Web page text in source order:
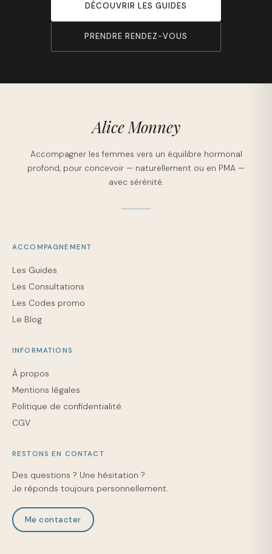
DÉCOUVRIR LES GUIDES
PRENDRE RENDEZ-VOUS
Alice Monney
Accompagner les femmes vers un équilibre hormonal
profond, pour concevoir — naturellement ou en PMA —
avec sérénité.
ACCOMPAGNEMENT
Les Guides
Les Consultations
Les Codes promo
Le Blog
INFORMATIONS
À propos
Mentions légales
Politique de confidentialité
CGV
RESTONS EN CONTACT
Des questions ? Une hésitation ?
Je réponds toujours personnellement.
Me contacter